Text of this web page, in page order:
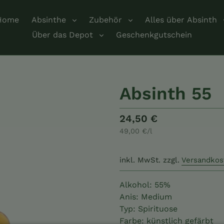
Absinthe Zubehör
Alles über Absinth
Über das Depot
Geschenkgutschein
Absinth 55
Normaler
Preis
24,50 €
Einzelpreis
49,00 €/pro
inkl. MwSt. zzgl.
Alkohol: 55%
Anis: Medium
Typ: Spirituose
Farbe: künstlich gefärbt